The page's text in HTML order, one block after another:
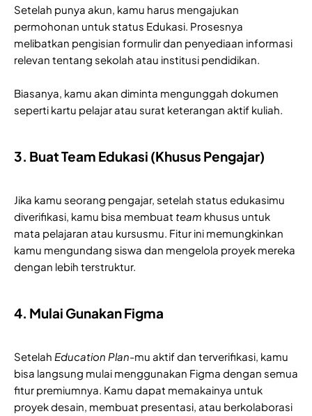
Setelah punya akun, kamu harus mengajukan
permohonan untuk status Edukasi. Prosesnya
melibatkan pengisian formulir dan penyediaan informasi
relevan tentang sekolah atau institusi pendidikan.
Biasanya, kamu akan diminta mengunggah dokumen
seperti kartu pelajar atau surat keterangan aktif kuliah.
3. Buat Team Edukasi (Khusus Pengajar)
Jika kamu seorang pengajar, setelah status edukasimu
diverifikasi, kamu bisa membuat team khusus untuk
mata pelajaran atau kursusmu. Fitur ini memungkinkan
kamu mengundang siswa dan mengelola proyek mereka
dengan lebih terstruktur.
4. Mulai Gunakan Figma
Setelah Education Plan-mu aktif dan terverifikasi, kamu
bisa langsung mulai menggunakan Figma dengan semua
fitur premiumnya. Kamu dapat memakainya untuk
proyek desain, membuat presentasi, atau berkolaborasi